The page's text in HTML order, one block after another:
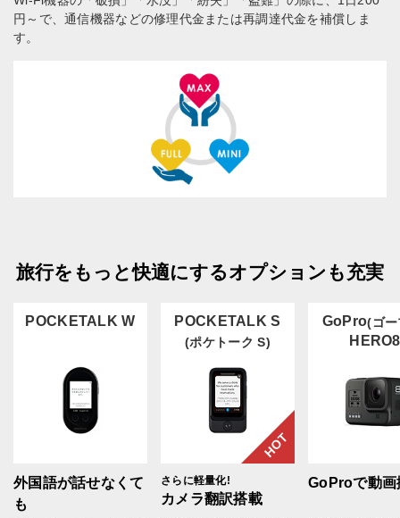
円～で、通信機器などの修理代金または再調達代金を補償しま
す。
旅行をもっと快適にするオプションも充実
POCKETALK W
外国語が話せなくて
も
POCKETALK S
(ポケトーク S)
HOT
さらに軽量化!
カメラ翻訳搭載
GoPro(ゴ
HERO8
GoProで動画